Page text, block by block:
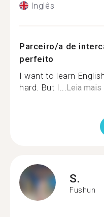
Inglês
Parceiro/a de
perfeito
I want to learn
hard. But I... Leia mais
S.
Fushun